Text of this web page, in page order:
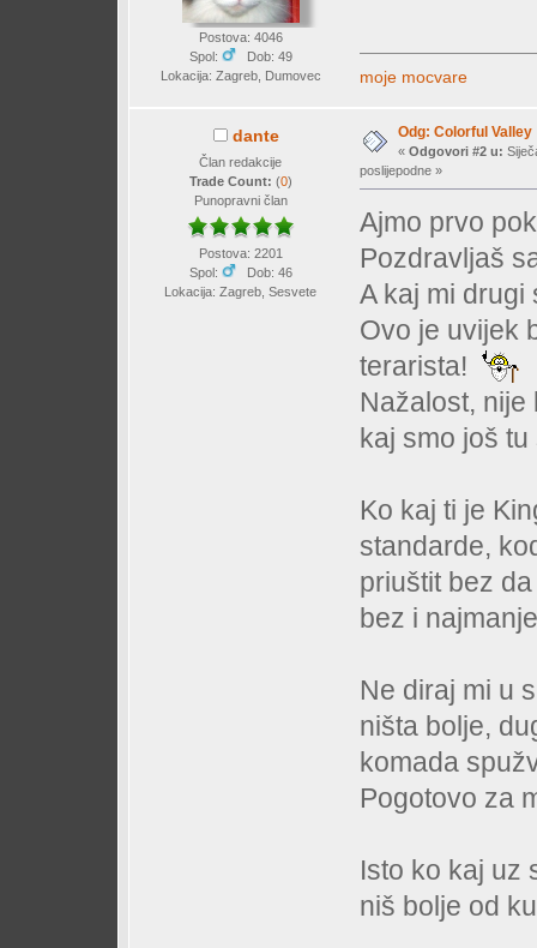
Postova: 4046
Spol:
Dob: 49
Lokacija: Zagreb, Dumovec
moje mocvare
dante
Član redakcije
Trade Count: (0)
Punopravni član
Postova: 2201
Spol:
Dob: 46
Lokacija: Zagreb, Sesvete
Odg: Colorful Valley
« Odgovori #2 u:
poslijepodne »
Ajmo prvo
Pozdravljaš
A kaj mi drugi
Ovo je uvijek
terarista!
Nažalost, nije
kaj smo još
Ko kaj ti je
standarde,
priuštit bez
bez i
Ne diraj mi u
ništa bolje,
komada
Pogotovo za
Isto ko kaj uz
niš bolje od